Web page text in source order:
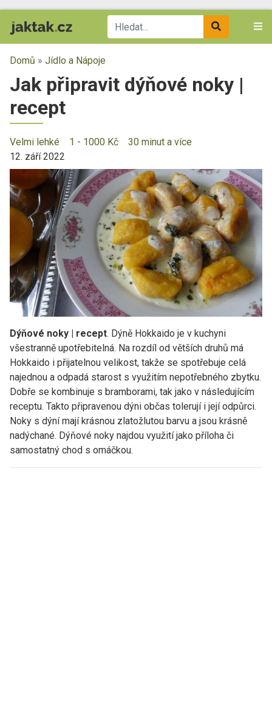
Domů » Jídlo a Nápoje
Jak připravit dýňové noky |
recept
Velmi lehké 1 - 1000 Kč
30 minut a více
12. září 2022
Dýňové noky | recept. Dýně Hokkaido je v kuchyni
všestranně upotřebitelná. Na rozdíl od větších druhů má
Hokkaido i přijatelnou velikost, takže se spotřebuje celá
najednou a odpadá starost s využitím nepotřebného zbytku.
Dobře se kombinuje s bramborami, tak jako v následujícím
receptu. Takto připravenou dýni občas tolerují i její odpůrci.
Noky s dýní mají krásnou zlatožlutou barvu a jsou krásně
nadýchané. Dýňové noky najdou využití jako příloha či
samostatný chod s omáčkou.